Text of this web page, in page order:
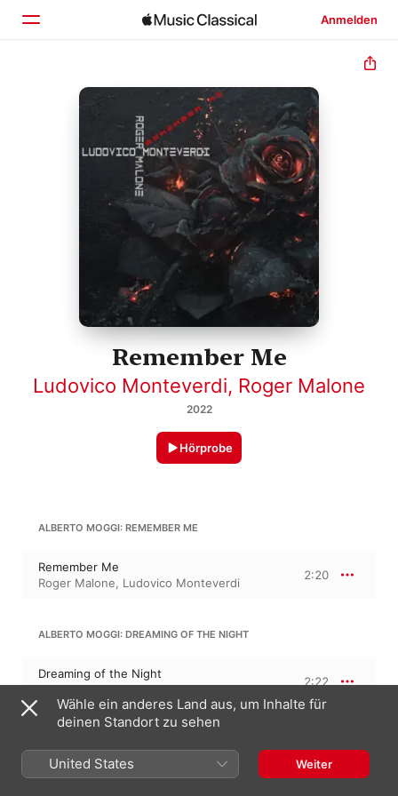
Anmelden
Startseite
Entdecken
Remember Me
Ludovico Monteverdi, Roger Malone
2022
Hörprobe
ALBERTO MOGGI: REMEMBER ME
Remember Me
Roger Malone, Ludovico Monteverdi
2:20
ALBERTO MOGGI: DREAMING OF THE NIGHT
Dreaming of the Night
Ludovico Monteverdi,Roger Malone
2:22
He Hopes He Likes You
Wähle ein anderes Land aus, um Inhalte für
deinen Standort zu sehen
United States Weiter